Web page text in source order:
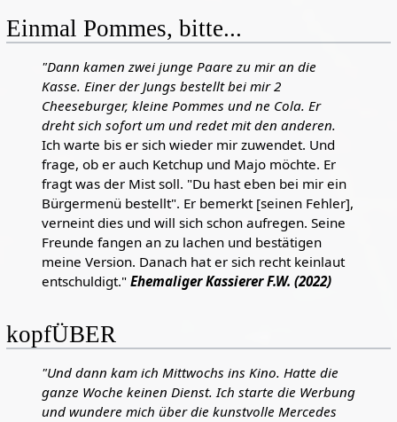
Einmal Pommes, bitte...
"Dann kamen zwei junge Paare zu mir an die
Kasse. Einer der Jungs bestellt bei mir 2
Cheeseburger, kleine Pommes und ne Cola. Er
dreht sich sofort um und redet mit den anderen.
Ich warte bis er sich wieder mir zuwendet. Und
frage, ob er auch Ketchup und Majo möchte. Er
fragt was der Mist soll. "Du hast eben bei mir ein
Bürgermenü bestellt". Er bemerkt [seinen Fehler],
verneint dies und will sich schon aufregen. Seine
Freunde fangen an zu lachen und bestätigen
meine Version. Danach hat er sich recht keinlaut
entschuldigt." Ehemaliger Kassierer F.W. (2022)
kopfÜBER
"Und dann kam ich Mittwochs ins Kino. Hatte die
ganze Woche keinen Dienst. Ich starte die Werbung
und wundere mich über die kunstvolle Mercedes